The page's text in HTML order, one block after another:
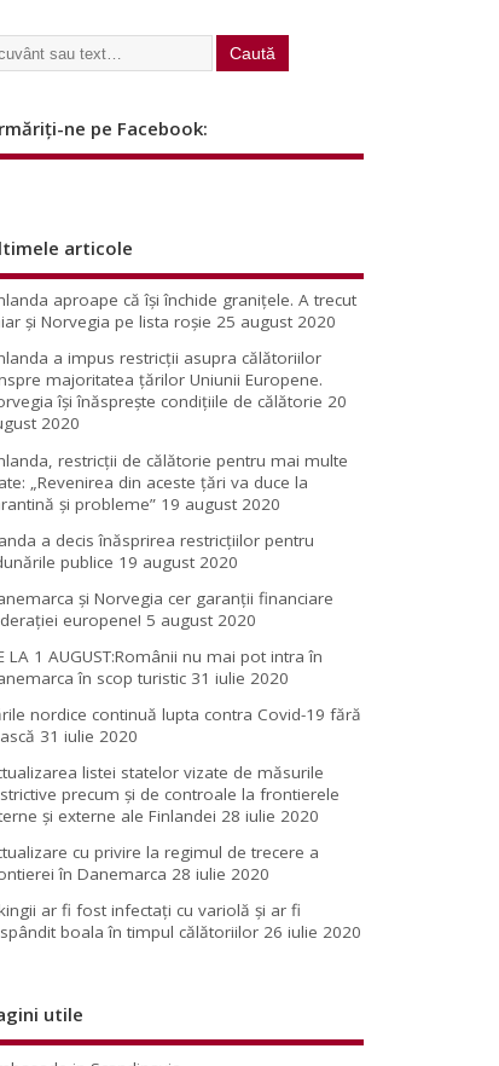
ne pe Facebook:
articole
aproape că își închide granițele. A trecut
și Norvegia pe lista roșie 25 august 2020
a impus restricţii asupra călătoriilor
majoritatea ţărilor Uniunii Europene.
își înăsprește condițiile de călătorie 20
2020
restricţii de călătorie pentru mai multe
„Revenirea din aceste ţări va duce la
şi probleme” 19 august 2020
a decis înăsprirea restricțiilor pentru
publice 19 august 2020
și Norvegia cer garanții financiare
europene! 5 august 2020
LA 1 AUGUST:Românii nu mai pot intra în
în scop turistic 31 iulie 2020
nordice continuă lupta contra Covid-19 fără
31 iulie 2020
listei statelor vizate de măsurile
precum și de controale la frontierele
și externe ale Finlandei 28 iulie 2020
cu privire la regimul de trecere a
în Danemarca 28 iulie 2020
ar fi fost infectaţi cu variolă şi ar fi
boala în timpul călătoriilor 26 iulie 2020
utile